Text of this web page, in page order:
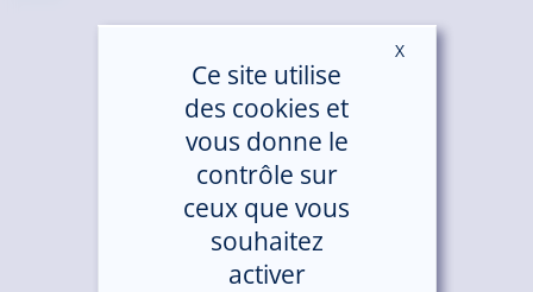
Ce site utilise
des cookies et
vous donne le
contrôle sur
ceux que vous
souhaitez
activer
XMasquer le